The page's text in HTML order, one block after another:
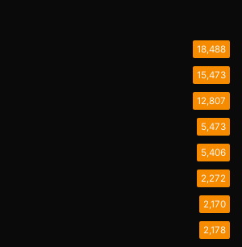
18,488
15,473
12,807
5,473
5,406
2,272
2,170
2,178